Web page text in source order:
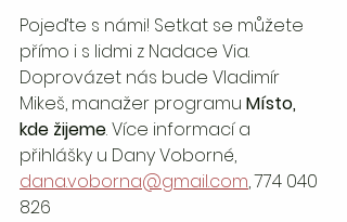
Pojeďte s námi! Setkat se můžete
přímo i s lidmi z Nadace Via.
Doprovázet nás bude Vladimír
Mikeš, manažer programu Místo,
kde žijeme. Více informací a
přihlášky u Dany Voborné,
dana.voborna@gmail.com, 774 040
826